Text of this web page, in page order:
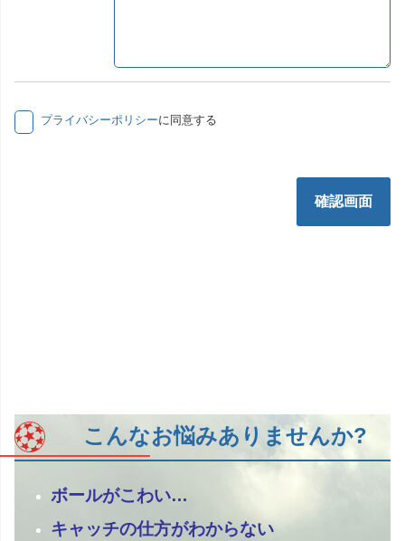
プライバシーポリシーに同意する
確認画面
こんなお悩みありませんか?
ボールがこわい…
キャッチの仕方がわからない